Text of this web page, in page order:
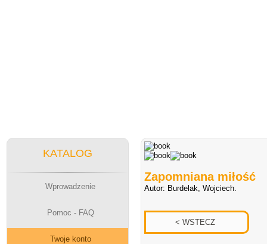
KATALOG
Wprowadzenie
Pomoc - FAQ
Twoje konto
Zapomniana miłość
Autor: Burdelak, Wojciech.